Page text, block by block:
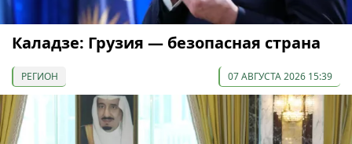
Каладзе: Грузия — безопасная страна
РЕГИОН 07 АВГУСТА 2026 15:39